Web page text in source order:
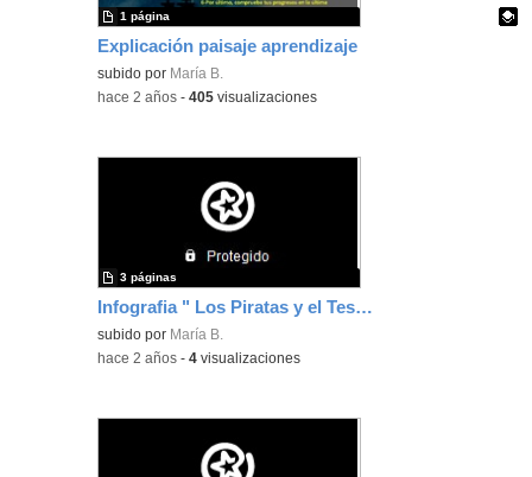
Explicación paisaje aprendizaje
Contenido educativo.
subido por María B.
1 página
-hace 2 años -405 visualizaciones
Infografia " Los Piratas y el Tesoro Perdido"
subido por María B.
3 páginas
-hace 2 años -4 visualizaciones